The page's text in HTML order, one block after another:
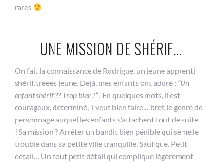
rares
UNE MISSION DE SHÉRIF…
On fait la connaissance de Rodrigue, un jeune apprenti
shérif, trèèès jeune. Déjà, mes enfants ont adoré : “Un
enfant shérif ?? Trop bien !” . En quelques mots, il est
courageux, déterminé, il veut bien faire… bref, le genre de
personnage auquel les enfants s’attachent tout de suite
! Sa mission ? Arrêter un bandit bien pénible qui sème le
trouble dans sa petite ville tranquille. Sauf que. Petit
détail… Un tout petit détail qui complique légèrement